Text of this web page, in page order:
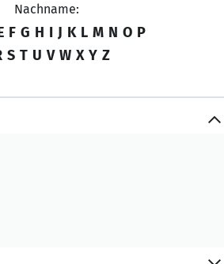
Nachname:
F G H I J K L M N O P
S T U V W X Y Z